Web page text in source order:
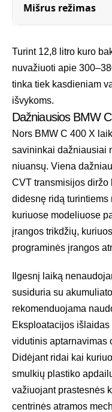
Mišrus režimas
Turint 12,8 litro kuro
nuvažiuoti apie
tinka tiek kasdieniam
išvykoms.
Dažniausios BMW
Nors BMW C 400 X
savininkai dažniausiai
niuansų. Viena
CVT transmisijos diržo
didesnę ridą turintiems
kuriuose modeliuose
įrangos trikdžių,
programinės įrangos
Ilgesnį laiką
susiduria su
rekomenduojama
Eksploatacijos
vidutinis aptarnavimas
Didėjant ridai kai
smulkių plastiko
važiuojant prastesnės
centrinės atramos